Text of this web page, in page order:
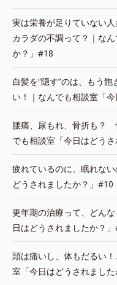
実は栄養が足りていない人
カラダの不調って？｜な
か？」#18
白髪を“隠す”のは、もう
い！｜なんでも相談室「
腰痛、尿もれ、骨折も？
でも相談室「今日はどう
疲れているのに、眠れな
どうされましたか？」#10
更年期の治療って、どん
日はどうされましたか？
頭は痛いし、体もだるい
室「今日はどうされまし